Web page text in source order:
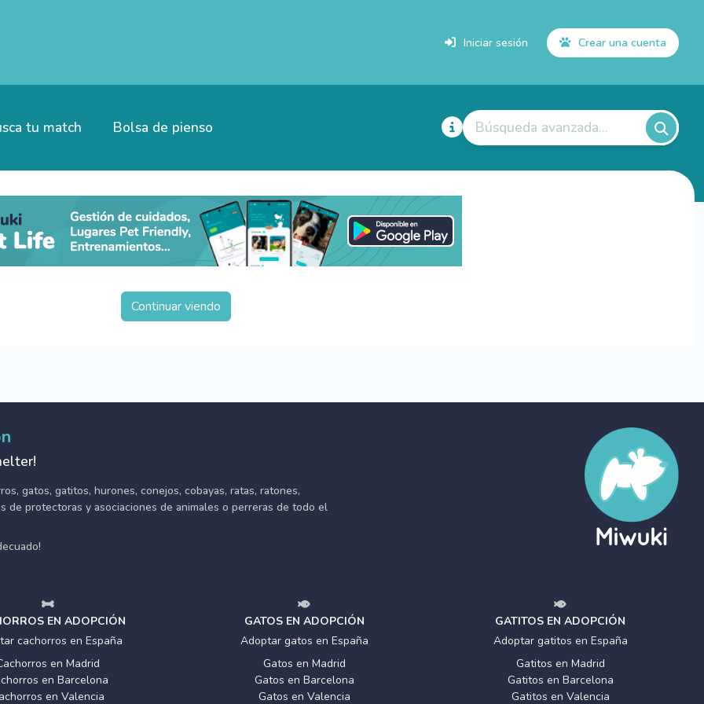
Iniciar sesión Crear una cuenta
tu match Bolsa de pienso Búsqueda avanzada...
Continuar viendo
gatos, gatitos, hurones, conejos, cobayas, ratas, ratones,
de protectoras y asociaciones de animales o perreras de todo el
EN ADOPCIÓN
cachorros en España
en Madrid
en Barcelona
en Valencia
GATOS EN ADOPCIÓN
Adoptar gatos en España
Gatos en Madrid
Gatos en Barcelona
Gatos en Valencia
GATITOS EN ADOPCIÓN
Adoptar gatitos en España
Gatitos en Madrid
Gatitos en Barcelona
Gatitos en Valencia